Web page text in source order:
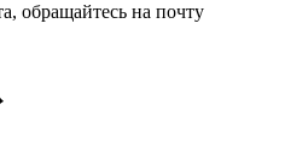
обращайтесь на почту